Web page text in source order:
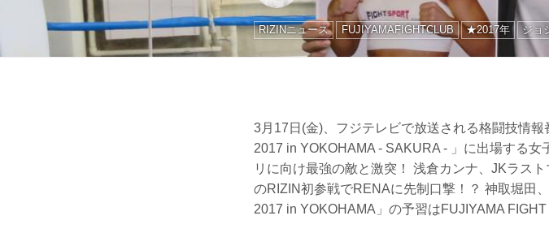
RIZINニュース FUJIYAMAFIGHTCLUB ★2017年 ジョ
3月17日(金)、フジテレビで放送される格闘技情
2017 in YOKOHAMA - SAKURA - 」に出場する
リに向け最強の敵と激突！ 浅倉カンナ、JKラス
のRIZIN初参戦でRENAに先制口撃！？ 神取堀田
2017 in YOKOHAMA」の予習はFUJIYAMA FIGHT